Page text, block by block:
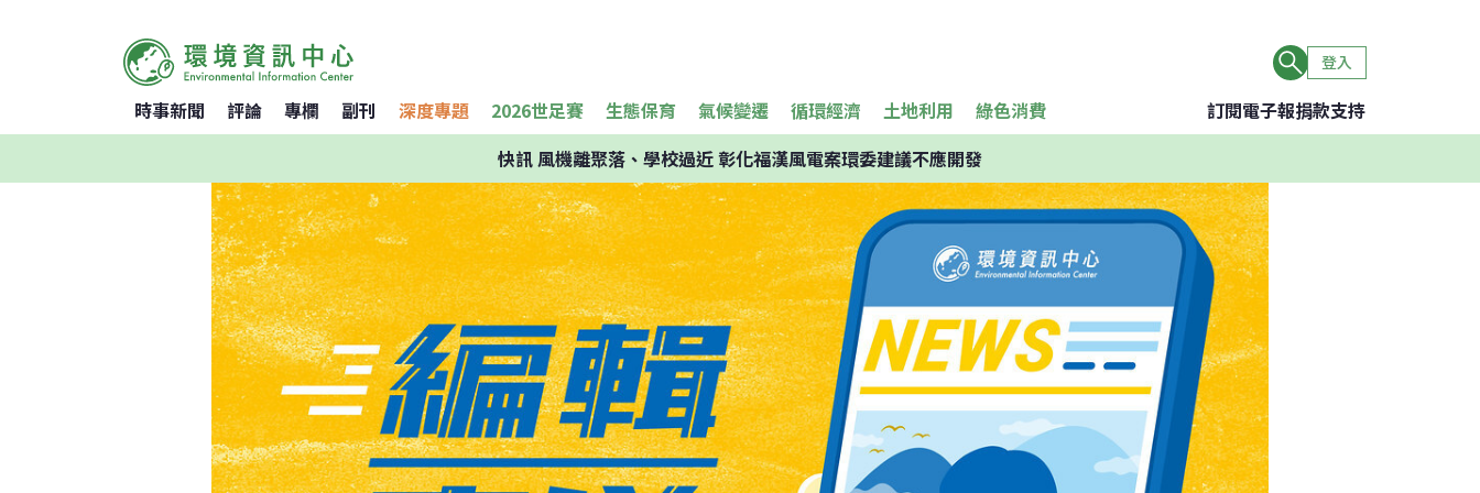
登入
時事新聞 評論 專欄 副刊 深度專題 2026世足賽 生態保育 氣候變遷 循環經濟 土地利用 綠色消費 訂閱電子報捐款支持
快訊風機離聚落、學校過近 彰化福漢風電案環委建議不應開發